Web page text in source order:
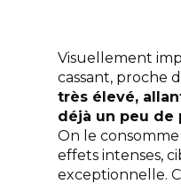
Visuellement
cassant, proche
très élevé,
déjà un peu de
On le
effets intenses,
exceptionnelle.